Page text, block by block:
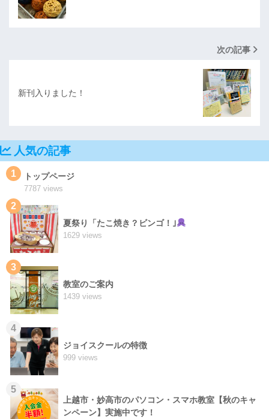
次の記事
新刊入りました！
人気の記事
1 トップページ
7787 views
2
夏祭り「たこ焼き？ビンゴ！｣
1629 views
3
教室のご案内
1439 views
4
ジョイスクールの特徴
999 views
5
上越市・妙高市のパソコン・スマホ教室【秋のキャ
ンペーン】実施中です！